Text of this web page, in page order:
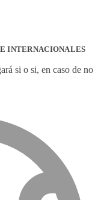
INTERNACIONALES
si o si, en caso de no